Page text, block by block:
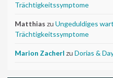
Trächtigkeitssymptome
Matthias zu Ungeduldiges
Trächtigkeitssymptome
Marion Zacherl zu Dorias &